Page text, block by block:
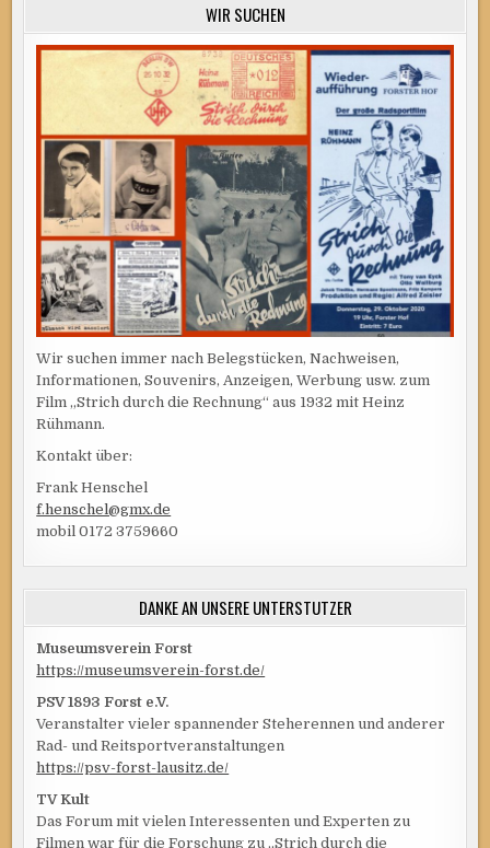
WIR SUCHEN
Wir suchen immer nach Belegstücken, Nachweisen,
Informationen, Souvenirs, Anzeigen, Werbung usw. zum
Film „Strich durch die Rechnung“ aus 1932 mit Heinz
Rühmann.
Kontakt über:
Frank Henschel
f.henschel@gmx.de
mobil 0172 3759660
DANKE AN UNSERE UNTERSTÜTZER
Museumsverein Forst
https://museumsverein-forst.de/
PSV 1893 Forst e.V.
Veranstalter vieler spannender Steherennen und anderer
Rad- und Reitsportveranstaltungen
https://psv-forst-lausitz.de/
TV Kult
Das Forum mit vielen Interessenten und Experten zu
Filmen war für die Forschung zu „Strich durch die